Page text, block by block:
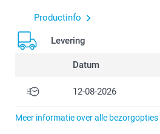
Productinfo
Levering
Datum
12-08-2026
Meer informatie over alle bezorgopties